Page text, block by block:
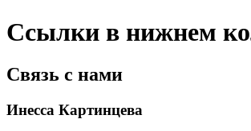
Ссылки в нижнем
Связь с нами
Инесса Картинцева